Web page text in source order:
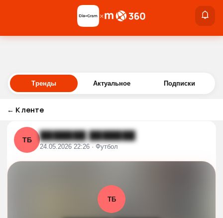
Войти
×
Тренды Актуальное Подписки
← К ленте
ТБ ███████ ███████
24.05.2026 22:26 · Футбол
ТБ